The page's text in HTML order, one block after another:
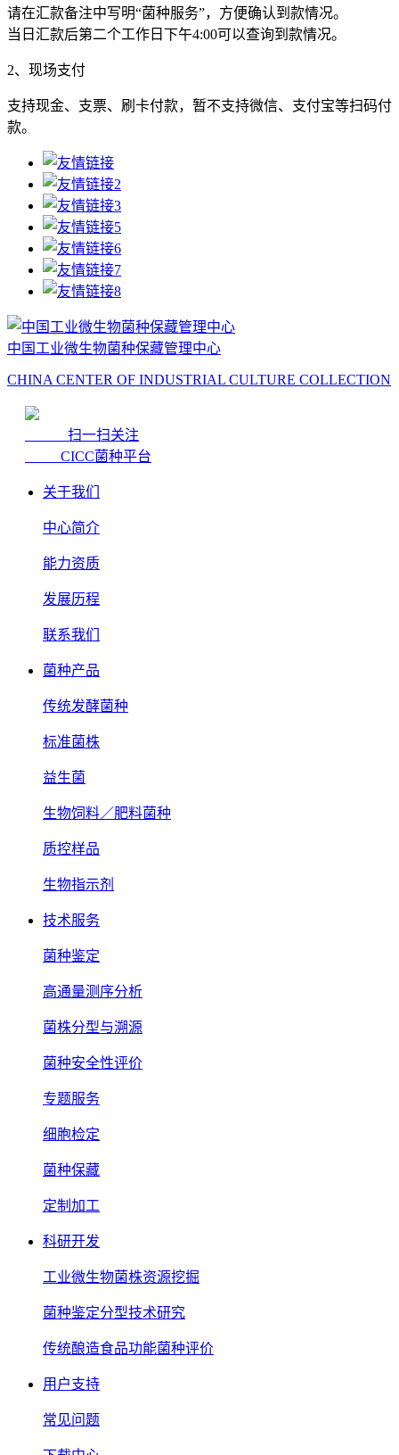
请在汇款备注中写明“菌种服务”，方便确认到款情况。
当日汇款后第二个工作日下午4:00可以查询到款情况。
2、现场支付
支持现金、支票、刷卡付款，暂不支持微信、支付宝等扫码付
款。
中国工业微生物菌种保藏管理中心
CHINA CENTER OF INDUSTRIAL CULTURE COLLECTION
扫一扫关注
CICC菌种平台
关于我们
中心简介
能力资质
发展历程
联系我们
菌种产品
传统发酵菌种
标准菌株
益生菌
生物饲料／肥料菌种
质控样品
生物指示剂
技术服务
菌种鉴定
高通量测序分析
菌株分型与溯源
菌种安全性评价
专题服务
细胞检定
菌种保藏
定制加工
科研开发
工业微生物菌株资源挖掘
菌种鉴定分型技术研究
传统酿造食品功能菌种评价
用户支持
常见问题